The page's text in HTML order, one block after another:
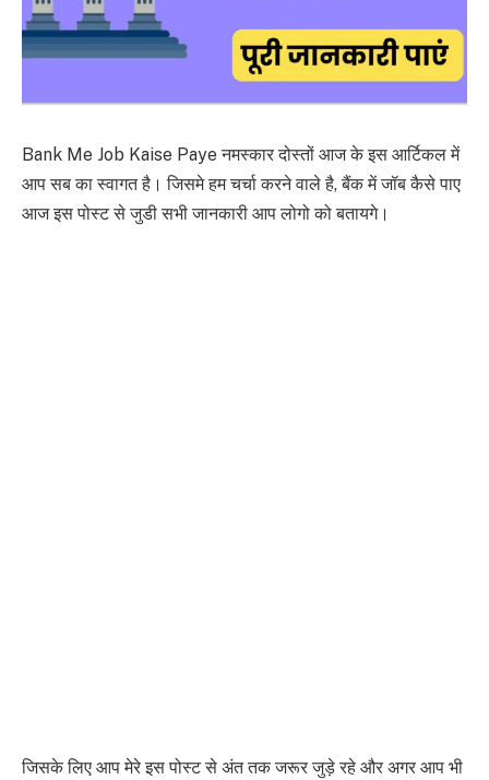
Bank Me Job Kaise Payeनमस्कार दोस्तों आज के इस आर्टिकल में
आप सब का स्वागत है। जिसमे हम चर्चा करने वाले है, बैंक में जॉब कैसे पाए
आज इस पोस्ट से जुडी सभी जानकारी आप लोगो को बतायगे।
जिसके लिए आप मेरे इस पोस्ट से अंत तक जरूर जुड़े रहे और अगर आप भी